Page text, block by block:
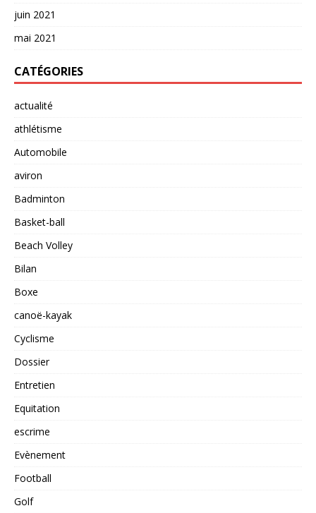
juin 2021
mai 2021
CATÉGORIES
actualité
athlétisme
Automobile
aviron
Badminton
Basket-ball
Beach Volley
Bilan
Boxe
canoë-kayak
Cyclisme
Dossier
Entretien
Equitation
escrime
Evènement
Football
Golf